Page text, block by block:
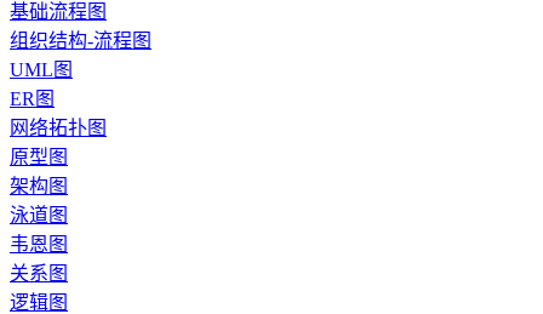
基础流程图
组织结构-流程图
UML图
ER图
网络拓扑图
原型图
架构图
泳道图
韦恩图
关系图
逻辑图